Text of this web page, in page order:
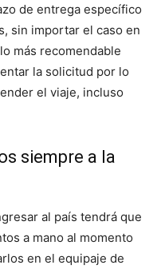
de entrega específico
sin importar el caso en
más recomendable
la solicitud por lo
el viaje, incluso
siempre a la
al país tendrá que
a mano al momento
en el equipaje de